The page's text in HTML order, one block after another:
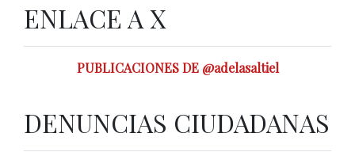
ENLACE A X
PUBLICACIONES DE @adelasaltiel
DENUNCIAS CIUDADANAS